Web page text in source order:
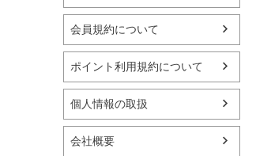
スイミング用品
マリン
スケートボード
野球・ソフトボール
ゴルフ
卓球用品
バッグ・サングラス
会員規約について
ポイント利用規約について
個人情報の取扱
会社概要